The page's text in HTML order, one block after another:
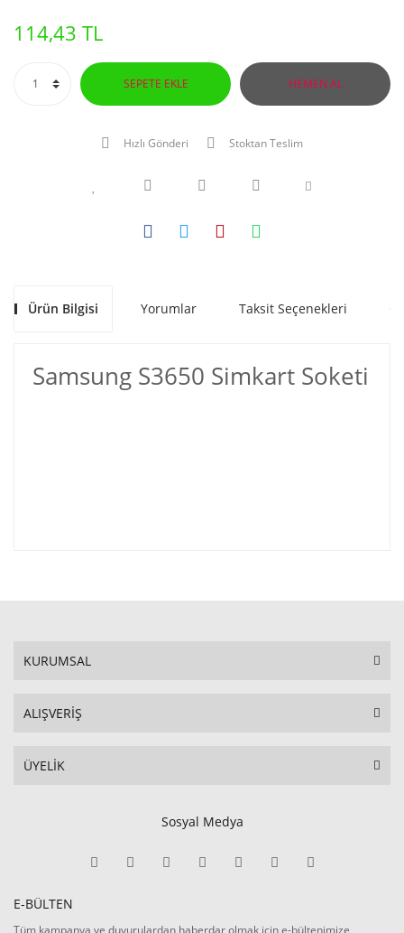
114,43 TL
SEPETE EKLE HEMEN AL
Hızlı Gönderi Stoktan Teslim
Ürün Bilgisi Yorumlar Taksit Seçenekleri
Samsung S3650 Simkart Soketi
KURUMSAL
ALIŞVERİŞ
ÜYELİK
Sosyal Medya
E-BÜLTEN
Tüm kampanya ve duyurulardan haberdar olmak için e-bültenimize